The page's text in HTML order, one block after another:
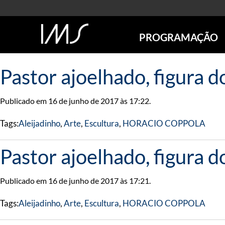
PROGRAMAÇÃO
SÃO PAULO
RIO DE JANEIRO
POÇOS DE CALDAS
FUTURAS
VISITAS MEDIADAS
Pastor ajoelhado, figura
Publicado em 16 de junho de 2017 às 17:22.
Tags:Aleijadinho,Arte, Escultura, HORACIO COPPOLA
Pastor ajoelhado, figura
Publicado em 16 de junho de 2017 às 17:21.
Tags:Aleijadinho,Arte, Escultura, HORACIO COPPOLA